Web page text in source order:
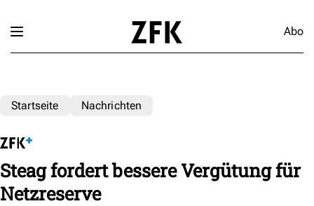
Abo
Startseite Nachrichten
Steag fordert bessere Vergütung für
Netzreserve